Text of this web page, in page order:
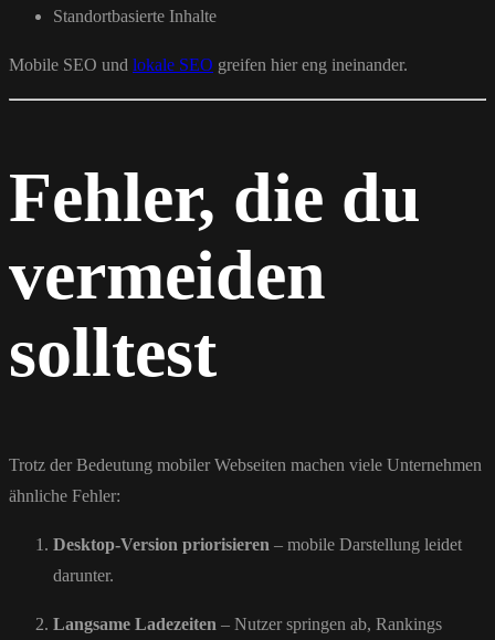
Standortbasierte Inhalte
Mobile SEO und lokale SEO greifen hier eng ineinander.
Fehler, die du
vermeiden
solltest
Trotz der Bedeutung mobiler Webseiten machen viele Unternehmen
ähnliche Fehler:
Desktop-Version priorisieren – mobile Darstellung leidet
darunter.
Langsame Ladezeiten – Nutzer springen ab, Rankings